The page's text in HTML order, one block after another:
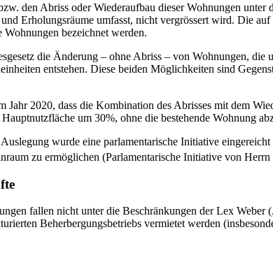
den Abriss oder Wiederaufbau dieser Wohnungen
Erholungsräume umfasst, nicht vergrössert wird. Die
bezeichnet werden.
die Änderung – ohne Abriss – von Wohnungen,
entstehen. Diese beiden Möglichkeiten sind
Jahr 2020, dass die Kombination des Abrisses mit dem
um 30%, ohne die bestehende Wohnung
wurde eine parlamentarische Initiative eingereicht
zu ermöglichen (Parlamentarische Initiative von
fallen nicht unter die Beschränkungen der Lex
Beherbergungsbetriebs vermietet werden